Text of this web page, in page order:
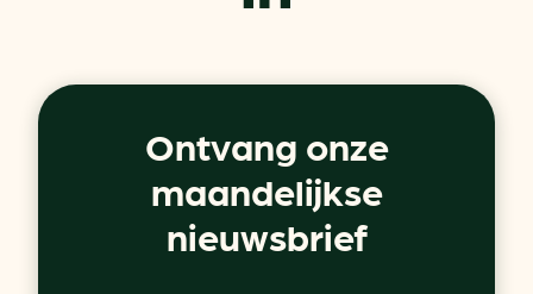
Ontvang onze
maandelijkse
nieuwsbrief